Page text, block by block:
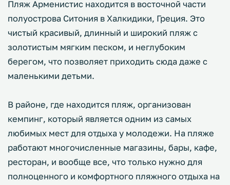
Пляж Арменистис находится в восточной части
полуострова Ситония в Халкидики, Греция. Это
чистый красивый, длинный и широкий пляж с
золотистым мягким песком, и неглубоким
берегом, что позволяет приходить сюда даже с
маленькими детьми.
В районе, где находится пляж, организован
кемпинг, который является одним из самых
любимых мест для отдыха у молодежи. На пляже
работают многочисленные магазины, бары, кафе,
ресторан, и вообще все, что только нужно для
полноценного и комфортного пляжного отдыха на